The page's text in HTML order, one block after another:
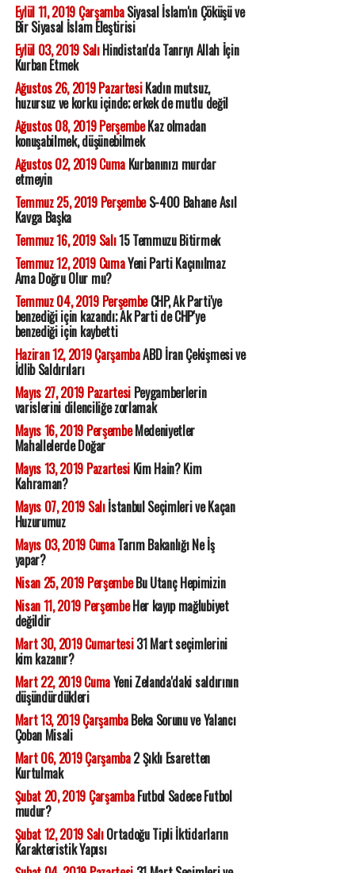
Eylül 11, 2019 ÇarşambaSiyasal İslam'ın Çöküşü ve
Bir Siyasal İslam Eleştirisi
Eylül 03, 2019 SalıHindistan'da Tanrıyı Allah İçin
Kurban Etmek
Ağustos 26, 2019 PazartesiKadın mutsuz,
huzursuz ve korku içinde; erkek de mutlu değil
Ağustos 08, 2019 PerşembeKaz olmadan
konuşabilmek, düşünebilmek
Ağustos 02, 2019 CumaKurbanınızı murdar
etmeyin
Temmuz 25, 2019 PerşembeS-400 Bahane Asıl
Kavga Başka
Temmuz 16, 2019 Salı15 Temmuzu Bitirmek
Temmuz 12, 2019 CumaYeni Parti Kaçınılmaz
Ama Doğru Olur mu?
Temmuz 04, 2019 PerşembeCHP, Ak Parti'ye
benzediği için kazandı; Ak Parti de CHP'ye
benzediği için kaybetti
Haziran 12, 2019 ÇarşambaABD İran Çekişmesi ve
İdlib Saldırıları
Mayıs 27, 2019 PazartesiPeygamberlerin
varislerini dilenciliğe zorlamak
Mayıs 16, 2019 PerşembeMedeniyetler
Mahallelerde Doğar
Mayıs 13, 2019 PazartesiKim Hain? Kim
Kahraman?
Mayıs 07, 2019 Salıİstanbul Seçimleri ve Kaçan
Huzurumuz
Mayıs 03, 2019 CumaTarım Bakanlığı Ne İş
yapar?
Nisan 25, 2019 PerşembeBu Utanç Hepimizin
Nisan 11, 2019 PerşembeHer kayıp mağlubiyet
değildir
Mart 30, 2019 Cumartesi31 Mart seçimlerini
kim kazanır?
Mart 22, 2019 CumaYeni Zelanda'daki saldırının
düşündürdükleri
Mart 13, 2019 ÇarşambaBeka Sorunu ve Yalancı
Çoban Misali
Mart 06, 2019 Çarşamba2 Şıklı Esaretten
Kurtulmak
Şubat 20, 2019 ÇarşambaFutbol Sadece Futbol
mudur?
Şubat 12, 2019 SalıOrtadoğu Tipli İktidarların
Karakteristik Yapısı